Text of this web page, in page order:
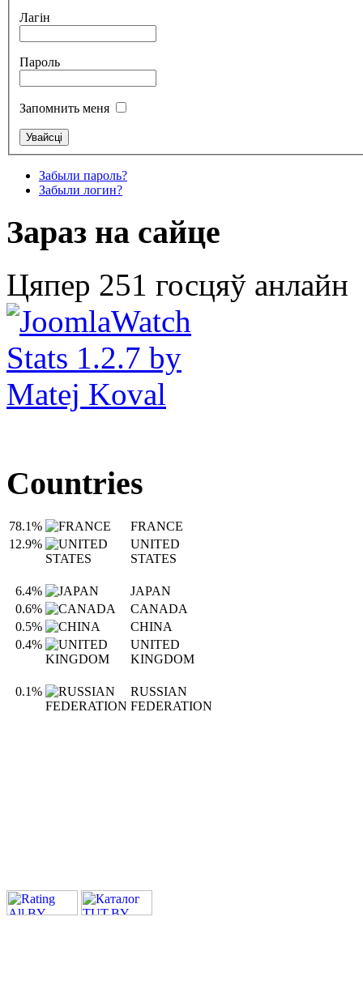
Лагін
Пароль
Запомнить меня
Забыли пароль?
Забыли логин?
Зараз на сайце
Цяпер 251 госцяў анлайн
Countries
78.1%
FRANCE
12.9%
UNITED
STATES
6.4%
JAPAN
0.6%
CANADA
0.5%
CHINA
0.4%
UNITED
KINGDOM
0.1%
RUSSIAN
FEDERATION